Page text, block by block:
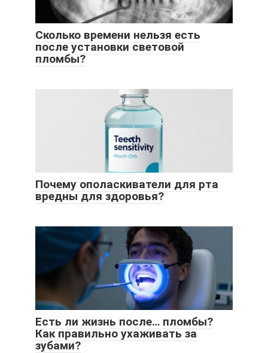
Сколько времени нельзя есть
после установки световой
пломбы?
Почему ополаскиватели для рта
вредны для здоровья?
Есть ли жизнь после… пломбы?
Как правильно ухаживать за
зубами?